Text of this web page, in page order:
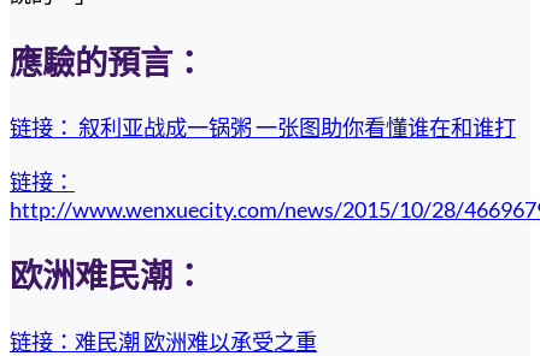
應驗的預言：
链接： 叙利亚战成一锅粥 一张图助你看懂谁在和谁打
链接：
http://www.wenxuecity.com/news/2015/10/28/
欧洲难民潮：
链接：难民潮 欧洲难以承受之重